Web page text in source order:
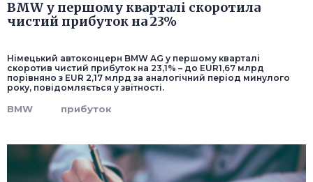
BMW у першому кварталі скоротила
чистий прибуток на 23%
Німецький автоконцерн BMW AG у першому кварталі
скоротив чистий прибуток на 23,1% – до EUR1,67 млрд
порівняно з EUR 2,17 млрд за аналогічний період минулого
року, повідомляється у звітності.
BMW прибуток